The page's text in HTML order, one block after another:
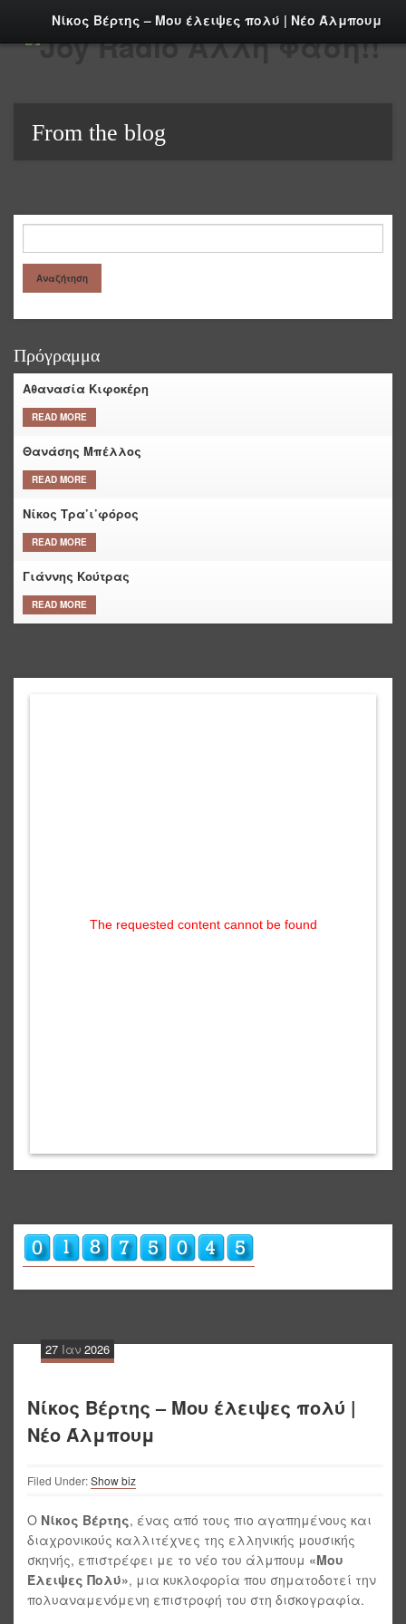
Νίκος Βέρτης – Μου έλειψες πολύ | Νέο Άλμπουμ
From the blog
Πρόγραμμα
Αθανασία Κιφοκέρη
READ MORE
Θανάσης Μπέλλος
READ MORE
Νίκος Τρα’ι’φόρος
READ MORE
Γιάννης Κούτρας
READ MORE
The requested content cannot be found
27 Ιαν 2026
Νίκος Βέρτης – Μου έλειψες πολύ |
Νέο Άλμπουμ
Filed Under:Show biz
Ο Νίκος Βέρτης, ένας από τους πιο αγαπημένους και
διαχρονικούς καλλιτέχνες της ελληνικής μουσικής
σκηνής, επιστρέφει με το νέο του άλμπουμ «Μου
Έλειψες Πολύ», μια κυκλοφορία που σηματοδοτεί την
πολυαναμενόμενη επιστροφή του στη δισκογραφία.